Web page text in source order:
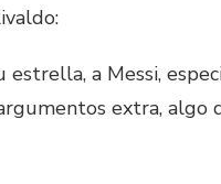
estrella, a Messi,
extra, algo